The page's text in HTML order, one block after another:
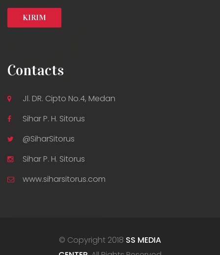
Contacts
Jl. DR. Cipto No.4, Medan
Sihar P. H. Sitorus
@SiharSitorus
Sihar P. H. Sitorus
www.siharsitorus.com
© Copyright 2018 SS MEDIA